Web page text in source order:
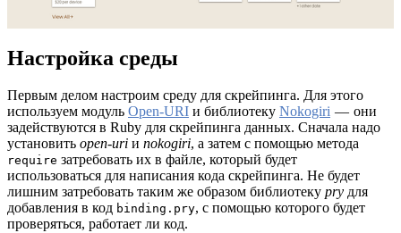
Настройка среды
Первым делом настроим среду для скрейпинга. Для этого
используем модуль Open-URI и библиотеку Nokogiri — они
задействуются в Ruby для скрейпинга данных. Сначала надо
установить open-uri и nokogiri, а затем с помощью метода
require затребовать их в файле, который будет
использоваться для написания кода скрейпинга. Не будет
лишним затребовать таким же образом библиотеку pry для
добавления в код binding.pry, с помощью которого будет
проверяться, работает ли код.